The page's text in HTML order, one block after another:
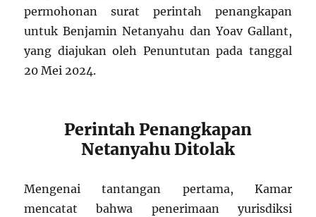
permohonan surat perintah penangkapan
untuk Benjamin Netanyahu dan Yoav Gallant,
yang diajukan oleh Penuntutan pada tanggal
20 Mei 2024.
Perintah Penangkapan
Netanyahu Ditolak
Mengenai tantangan pertama, Kamar
mencatat bahwa penerimaan yurisdiksi